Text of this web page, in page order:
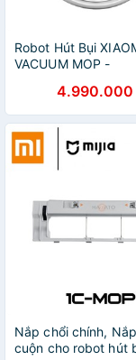
Robot Hút Bụi
VACUUM MOP -
4.990.000
Nắp chổi chính,
cuộn cho robot hút